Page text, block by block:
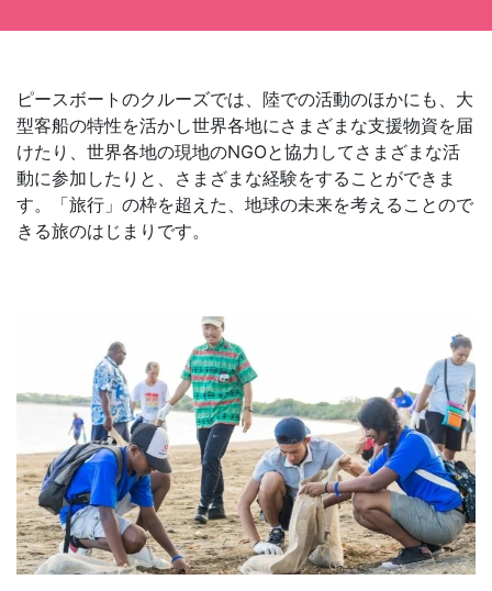
ピースボートのクルーズでは、陸での活動のほかにも、大
型客船の特性を活かし世界各地にさまざまな支援物資を届
けたり、世界各地の現地のNGOと協力してさまざまな活
動に参加したりと、さまざまな経験をすることができま
す。「旅行」の枠を超えた、地球の未来を考えることので
きる旅のはじまりです。